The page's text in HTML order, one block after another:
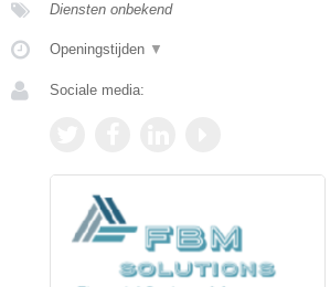
Diensten onbekend
Openingstijden ▼
Sociale media: